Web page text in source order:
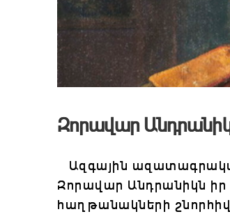
Զորավար
Ազգային
Զորավար Անդրանիկն
հաղթանակների շնորհիվ